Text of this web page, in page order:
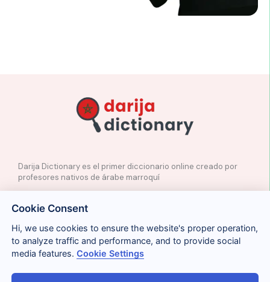
Darija Dictionary es el primer diccionario online creado por
profesores nativos de árabe marroquí
✉️ Contacto
📲Redes Sociales
🤝🏼Proponer palabras
Legal Cookies Privacidad Condiciones
Cookie Consent
Hi, we use cookies to ensure the website's proper operation,
to analyze traffic and performance, and to provide social
media features.Cookie Settings